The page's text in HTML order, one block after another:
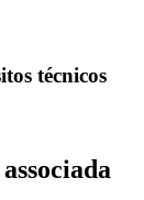
técnicos